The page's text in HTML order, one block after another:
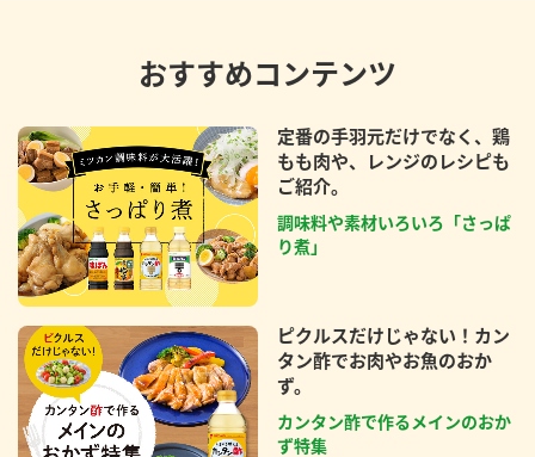
おすすめコンテンツ
定番の手羽元だけでなく、鶏
もも肉や、レンジのレシピも
ご紹介。
調味料や素材いろいろ「さっぱ
り煮」
ピクルスだけじゃない！カン
タン酢でお肉やお魚のおか
ず。
カンタン酢で作るメインのおか
ず特集